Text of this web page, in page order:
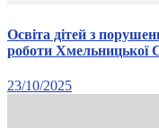
Освіта дітей з
роботи
23/10/2025